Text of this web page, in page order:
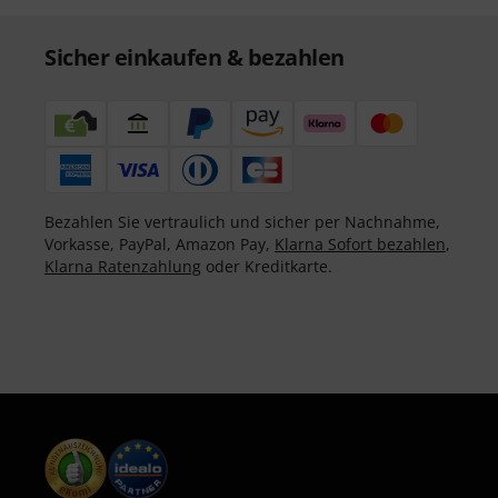
Sicher einkaufen & bezahlen
Bezahlen Sie vertraulich und sicher per Nachnahme,
Vorkasse, PayPal, Amazon Pay, Klarna Sofort bezahlen,
Klarna Ratenzahlung oder Kreditkarte.